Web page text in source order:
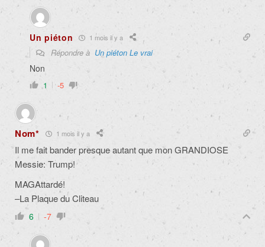
Un piéton 1 mois il y a
Répondre à Un piéton Le vrai
Non
1 -5
Nom* 1 mois il y a
Il me fait bander presque autant que mon GRANDIOSE
Messie: Trump!
MAGAttardé!
–La Plaque du Cliteau
6 -7